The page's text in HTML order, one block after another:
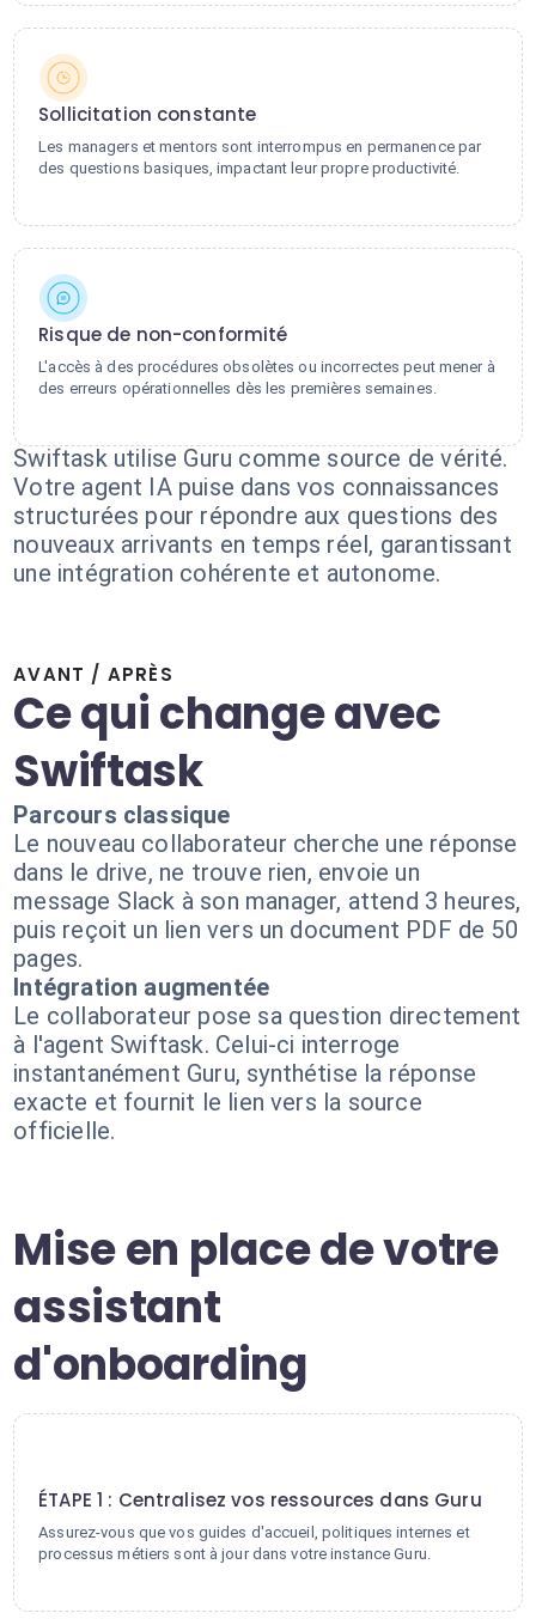
Sollicitation constante
Les managers et mentors sont interrompus en permanence par
des questions basiques, impactant leur propre productivité.
Risque de non-conformité
L'accès à des procédures obsolètes ou incorrectes peut mener à
des erreurs opérationnelles dès les premières semaines.
Swiftask utilise Guru comme source de vérité.
Votre agent IA puise dans vos connaissances
structurées pour répondre aux questions des
nouveaux arrivants en temps réel, garantissant
une intégration cohérente et autonome.
AVANT / APRÈS
Ce qui change avec
Swiftask
Parcours classique
Le nouveau collaborateur cherche une réponse
dans le drive, ne trouve rien, envoie un
message Slack à son manager, attend 3 heures,
puis reçoit un lien vers un document PDF de 50
pages.
Intégration augmentée
Le collaborateur pose sa question directement
à l'agent Swiftask. Celui-ci interroge
instantanément Guru, synthétise la réponse
exacte et fournit le lien vers la source
officielle.
Mise en place de votre
assistant
d'onboarding
ÉTAPE 1 : Centralisez vos ressources dans Guru
Assurez-vous que vos guides d'accueil, politiques internes et
processus métiers sont à jour dans votre instance Guru.